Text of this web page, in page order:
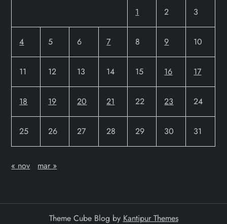
1 2 3
4 5 6 7 8 9 10
11 12 13 14 15 16 17
18 19 20 21 22 23 24
25 26 27 28 29 30 31
« nov mar »
Theme Cube Blog by Kantipur Themes